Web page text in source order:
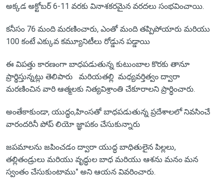
అక్కడ అక్టోబర్ 6-11 వరకు వినాశకరమైన వరదలు సంభవించాయి.
కనీసం 76 మంది మరణించారు, ఎంతో మంది తప్పిపోయారు మరియు
100 కంటే ఎక్కువ కమ్యూనిటీలు రోడ్డున పడ్డాయి
ఈ విపత్తు కారణంగా బాధపడుతున్న కుటుంబాల కొరకు తానూ
ప్రార్థిస్తున్నట్లు తెలిపారు మరియతల్లి మధ్యవర్తిత్వం ద్వారా
మరణించిన వారి ఆత్మలకు నిత్యవిశ్రాంతి చేకూరాలని ప్రార్ధించారు.
అంతేకాకుండా, యుద్ధం,హింసతో బాధపడుతున్న ప్రదేశాలలో నివసించే
వారందరినీ పోప్ లియో జ్ఞాపకం చేసుకున్నారు
జపమాలను జపించడం ద్వారా యుద్ధ బాధితులైన పిల్లలు,
తల్లితండ్రులు మరియు వృద్ధుల బాధ మరియు ఆశను మనం మన
స్వంతం చేసుకుంటాము" అని ఆయన వివరించారు.